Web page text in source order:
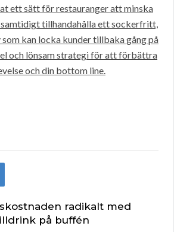
ett sätt för restauranger att minska
samtidigt tillhandahålla ett sockerfritt,
kan locka kunder tillbaka gång på
och lönsam strategi för att förbättra
och din bottom line.
radikalt med
på buffén